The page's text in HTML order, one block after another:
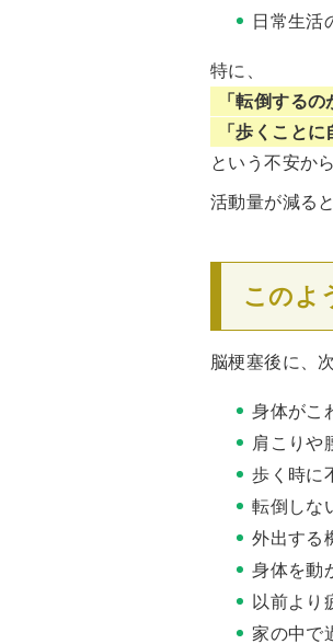
日常生活
特に、
「転倒するの
「歩くことに
という不安か
活動量が減る
このよ
脳梗塞後に、
身体がこ
肩こりや
歩く時に
転倒しな
外出する
身体を動
以前より
家の中で